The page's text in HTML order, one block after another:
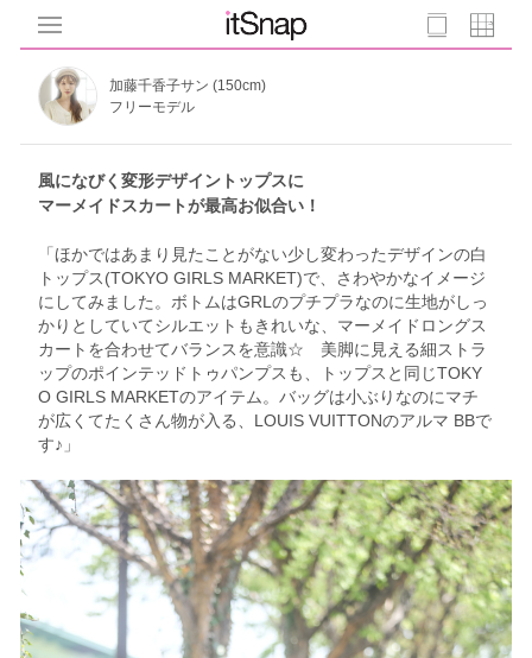
加藤千香子サン (150cm)
フリーモデル
風になびく変形デザイントップスに
マーメイドスカートが最高お似合い！
「ほかではあまり見たことがない少し変わったデザインの白
トップス(TOKYO GIRLS MARKET)で、さわやかなイメージ
にしてみました。ボトムはGRLのプチプラなのに生地がしっ
かりとしていてシルエットもきれいな、マーメイドロングス
カートを合わせてバランスを意識☆ 美脚に見える細ストラ
ップのポインテッドトゥパンプスも、トップスと同じTOKY
O GIRLS MARKETのアイテム。バッグは小ぶりなのにマチ
が広くてたくさん物が入る、LOUIS VUITTONのアルマ BBで
す♪」